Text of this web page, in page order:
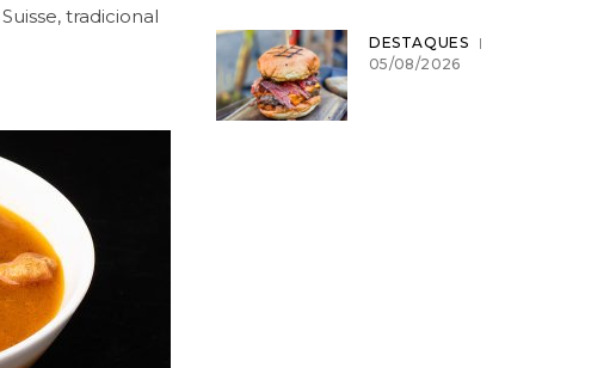
tradicional
DESTAQUES
05/08/2026